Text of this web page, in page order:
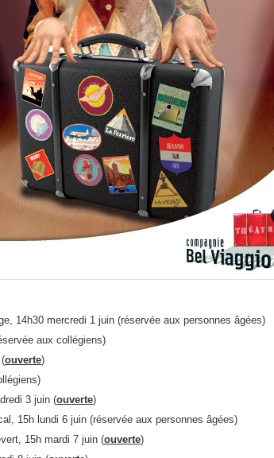
14h30 mercredi 1 juin (réservée aux personnes âgées)
aux collégiens)
ouverte)
3 juin (ouverte)
15h lundi 6 juin (réservée aux personnes âgées)
15h mardi 7 juin (ouverte)